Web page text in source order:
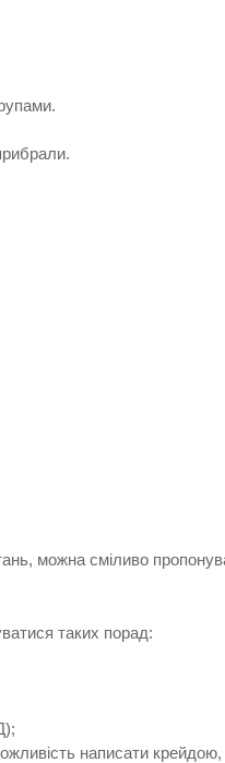
можна сміливо
таких порад:
написати